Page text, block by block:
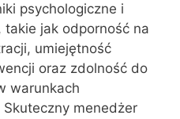
psychologiczne i
jak odporność na
umiejętność
oraz zdolność do
warunkach
menedżer